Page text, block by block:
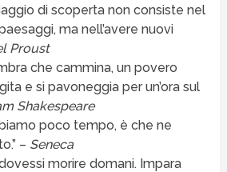
di scoperta non consiste nel
ma nell’avere nuovi
Proust
che cammina, un povero
e si pavoneggia per un’ora sul
Shakespeare
poco tempo, è che ne
– Seneca
morire domani. Impara